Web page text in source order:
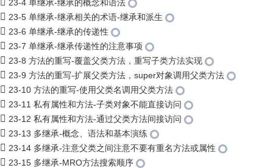
23-4 单继承-继承的概念和语法
23-5 单继承-继承相关的术语-继承和派生
23-6 单继承-继承的传递性
23-7 单继承-继承传递性的注意事项
23-8 方法的重写-覆盖父类方法，重写子类方法实现
23-9 方法的重写-扩展父类方法，super对象调用父类方法
23-10 方法的重写-使用父类名调用父类方法
23-11 私有属性和方法-子类对象不能直接访问
23-12 私有属性和方法-通过父类方法间接访问
23-13 多继承-概念、语法和基本演练
23-14 多继承-注意父类之间注意不要有重名方法或属性
23-15 多继承-MRO方法搜索顺序